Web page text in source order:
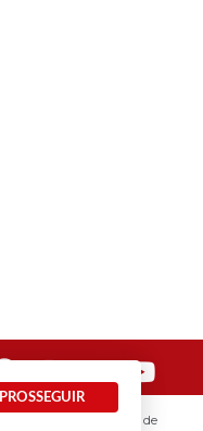
PROSSEGUIR
Privacidade